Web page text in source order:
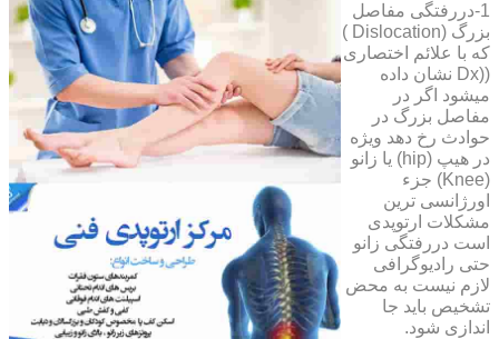
1-دررفتگی مفاصل
بزرگ (Dislocation )
که با علائم اختصاری
((Dx نشان داده
میشود اگر در
مفاصل بزرگ در
حوادث رخ دهد ویژه
در هیپ (hip) یا زانو
(Knee) جزء
اورژانسی ترین
مشکلات ارتوپدی
است دررفتگی زانو
حتی رادیوگرافی
لازم نیست به محض
تشخیص باید جا
اندازی شود.